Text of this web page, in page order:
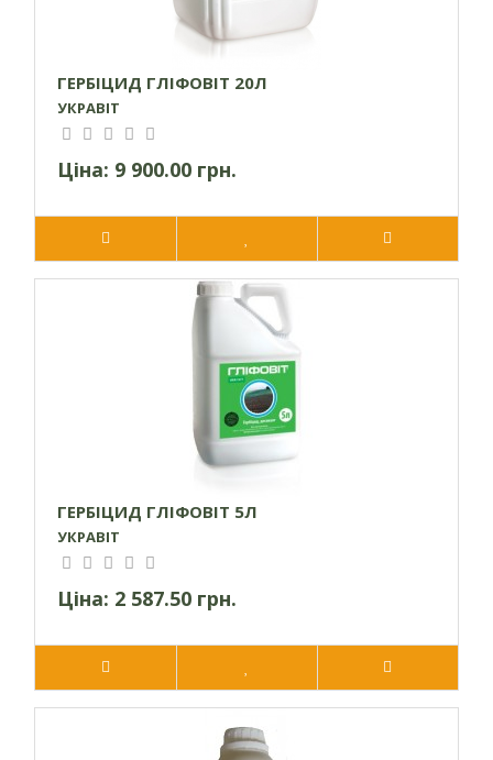
ГЕРБІЦИД ГЛІФОВІТ 20Л
УКРАВІТ
Ціна: 9 900.00 грн.
ГЕРБІЦИД ГЛІФОВІТ 5Л
УКРАВІТ
Ціна: 2 587.50 грн.